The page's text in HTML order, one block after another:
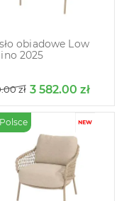
obiadowe Low
2025
zł 3 582.00 zł